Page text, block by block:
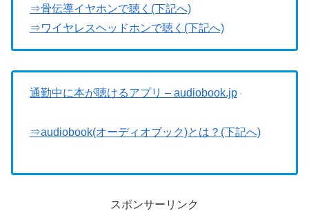
⇒骨伝導イヤホンで聴く(下記へ)
⇒ワイヤレスヘッドホンで聴く(下記へ)
通勤中に本が聴けるアプリ – audiobook.jp
⇒audiobook(オーディオブック)とは？(下記へ)
スポンサーリンク